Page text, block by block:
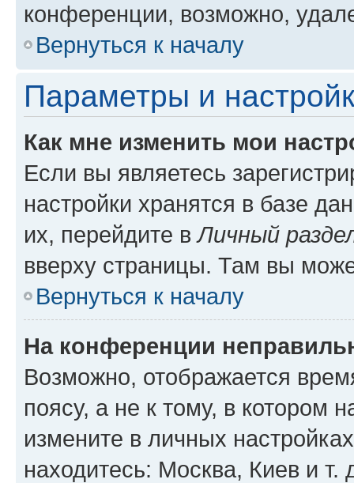
конференции, возможно,
Вернуться к началу
Параметры и
Как мне изменить мои
Если вы являетесь
настройки хранятся в базе
их, перейдите вЛичный
вверху страницы. Там вы
Вернуться к началу
На конференции
Возможно, отображается
поясу, а не к тому, в котором
измените в личных
находитесь: Москва, Киев и т.